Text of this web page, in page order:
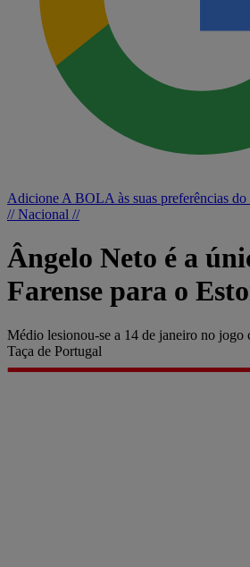
Adicione A BOLA às suas preferências
// Nacional //
Ângelo Neto é a
Farense para o
Médio lesionou-se a 14 de janeiro no jogo
Taça de Portugal